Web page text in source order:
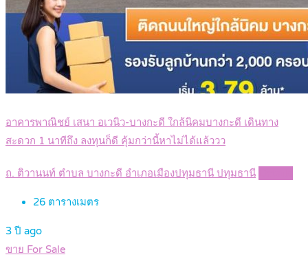
อาคารพาณิชย์ เสนา อเวนิว-บางกะดี ใกล้นิคมบางกะดี เดินทาง
สะดวก 1 นาทีถึง ลงทุนก็ดี คุ้มกว่านี้หาไม่ได้แล้ววว
ถ. ติวานนท์ ตำบล บางกะดี อำเภอเมืองปทุมธานี ปทุมธานี
26 ตารางเมตร
3 ปี ago
ขาย For Sale